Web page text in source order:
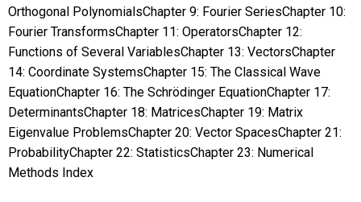
Orthogonal PolynomialsChapter 9: Fourier SeriesChapter 10:
Fourier TransformsChapter 11: OperatorsChapter 12:
Functions of Several VariablesChapter 13: VectorsChapter
14: Coordinate SystemsChapter 15: The Classical Wave
EquationChapter 16: The Schrödinger EquationChapter 17:
DeterminantsChapter 18: MatricesChapter 19: Matrix
Eigenvalue ProblemsChapter 20: Vector SpacesChapter 21:
ProbabilityChapter 22: StatisticsChapter 23: Numerical
Methods Index